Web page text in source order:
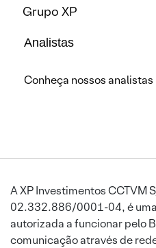
Grupo XP
Analistas
Conheça nossos analistas
A XP Investimentos CCTVM
02.332.886/0001-04, é
autorizada a funcionar pelo
comunicação através de